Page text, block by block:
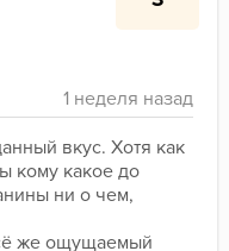
вкус. Хотя как
кому какое до
ни о чем,
же ощущаемый